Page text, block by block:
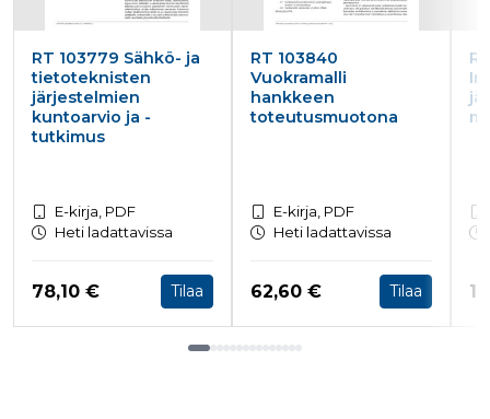
RT 103779 Sähkö- ja
tietoteknisten
järjestelmien
kuntoarvio ja -
tutkimus
E-kirja, PDF
Heti ladattavissa
Hinta nyt
78,10 € Tilaa
RT 103840
Vuokramalli
hankkeen
toteutusmuotona
E-kirja, PDF
Heti ladattavissa
Hinta nyt
62,60 € Tilaa